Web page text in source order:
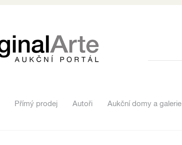
Přímý prodej Autoři Aukční domy a galerie